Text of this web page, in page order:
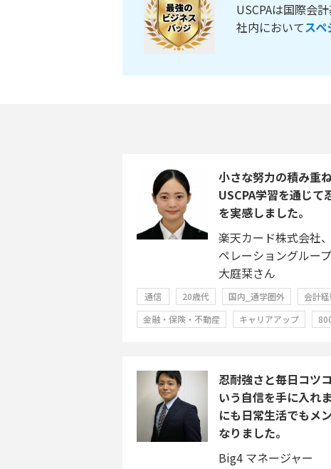
USCPAは国際会
社内においてス
小さな努力の積み重
USCPA学習を通じて
を実感しました。
楽天カード株式会社
ペレーショングループ
大庭栞さん
通信 20歳代 国内_通学圏外
会計
金融・保険・不動産
キャリアアップ
忍耐強さと毎日コツ
いう自信を手に入れ
にも日常生活でもメ
なりました。
Big4 マネージャー